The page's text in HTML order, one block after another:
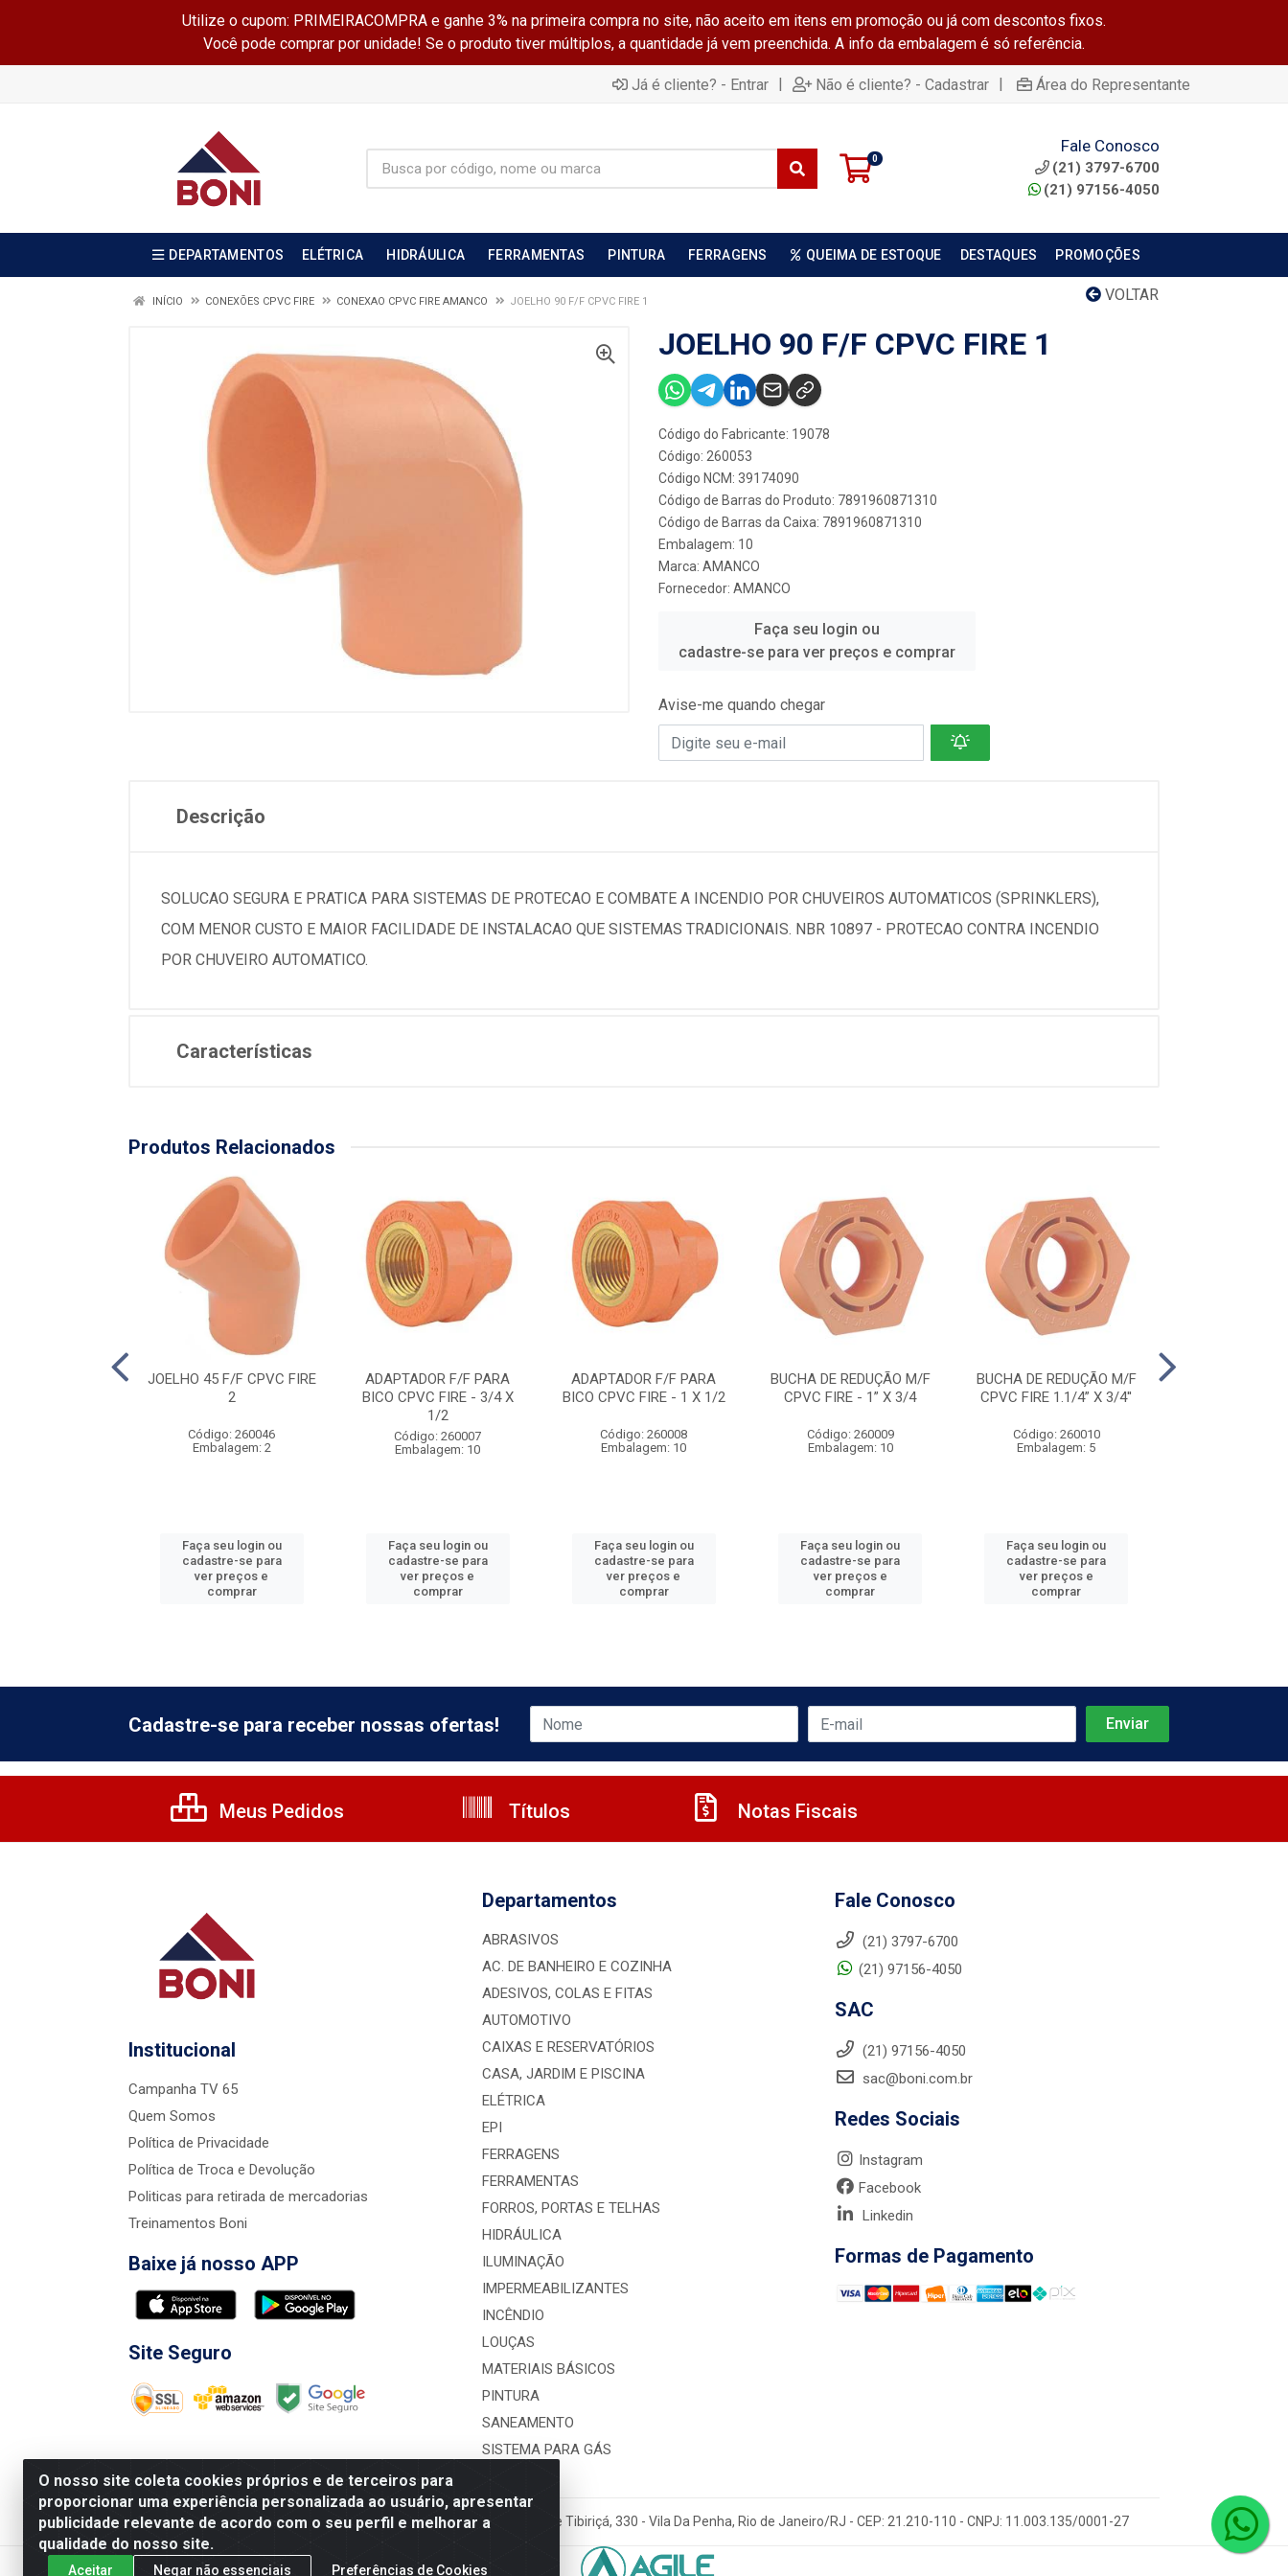
Utilize o cupom: PRIMEIRACOMPRA e ganhe 3% na primeira compra no site, não aceito em itens em promoção ou já com descontos fixos.
Você pode comprar por unidade! Se o produto tiver múltiplos, a quantidade já vem preenchida. A info da embalagem é só referência.
Já é cliente? - Entrar | Não é cliente? - Cadastrar | Área do Representante
0
Fale Conosco
(21) 3797-6700
(21) 97156-4050
DEPARTAMENTOS ELÉTRICA HIDRÁULICA FERRAMENTAS PINTURA FERRAGENS QUEIMA DE ESTOQUE DESTAQUES PROMOÇÕES
VOLTAR
INÍCIO CONEXÕES CPVC FIRE CONEXAO CPVC FIRE AMANCO JOELHO 90 F/F CPVC FIRE 1
JOELHO 90 F/F CPVC FIRE 1
Código do Fabricante: 19078
Código: 260053
Código NCM: 39174090
Código de Barras do Produto: 7891960871310
Código de Barras da Caixa: 7891960871310
Embalagem: 10
Marca: AMANCO
Fornecedor: AMANCO
Faça seu login ou
cadastre-se para ver preços e comprar
Avise-me quando chegar
Descrição
SOLUCAO SEGURA E PRATICA PARA SISTEMAS DE PROTECAO E COMBATE A INCENDIO POR CHUVEIROS AUTOMATICOS (SPRINKLERS),
COM MENOR CUSTO E MAIOR FACILIDADE DE INSTALACAO QUE SISTEMAS TRADICIONAIS. NBR 10897 - PROTECAO CONTRA INCENDIO
POR CHUVEIRO AUTOMATICO.
Características
Produtos Relacionados
JOELHO 45 F/F CPVC FIRE
2
Código: 260046
Embalagem: 2
Faça seu login ou
cadastre-se para
ver preços e
comprar
ADAPTADOR F/F PARA
BICO CPVC FIRE - 3/4 X
1/2
Código: 260007
Embalagem: 10
Faça seu login ou
cadastre-se para
ver preços e
comprar
ADAPTADOR F/F PARA
BICO CPVC FIRE - 1 X 1/2
Código: 260008
Embalagem: 10
Faça seu login ou
cadastre-se para
ver preços e
comprar
BUCHA DE REDUÇÃO M/F
CPVC FIRE - 1” X 3/4
Código: 260009
Embalagem: 10
Faça seu login ou
cadastre-se para
ver preços e
comprar
BUCHA DE REDUÇÃO M/F
CPVC FIRE 1.1/4” X 3/4''
Código: 260010
Embalagem: 5
Faça seu login ou
cadastre-se para
ver preços e
comprar
O nosso site coleta cookies próprios e de terceiros para
proporcionar uma experiência personalizada ao usuário, apresentar
publicidade relevante de acordo com o seu perfil e melhorar a
qualidade do nosso site.
Aceitar Negar não essenciais Preferências de Cookies
Cadastre-se para receber nossas ofertas!
Meus Pedidos Títulos Notas Fiscais
Institucional
Campanha TV 65
Quem Somos
Política de Privacidade
Política de Troca e Devolução
Politicas para retirada de mercadorias
Treinamentos Boni
Baixe já nosso APP
Site Seguro
Departamentos
ABRASIVOS
AC. DE BANHEIRO E COZINHA
ADESIVOS, COLAS E FITAS
AUTOMOTIVO
CAIXAS E RESERVATÓRIOS
CASA, JARDIM E PISCINA
ELÉTRICA
EPI
FERRAGENS
FERRAMENTAS
FORROS, PORTAS E TELHAS
HIDRÁULICA
ILUMINAÇÃO
IMPERMEABILIZANTES
INCÊNDIO
LOUÇAS
MATERIAIS BÁSICOS
PINTURA
SANEAMENTO
SISTEMA PARA GÁS
Fale Conosco
(21) 3797-6700
(21) 97156-4050
SAC
(21) 97156-4050
sac@boni.com.br
Redes Sociais
Instagram
Facebook
Linkedin
Formas de Pagamento
Nova Boni Distribuidora de Material de Construção LTDA - Rua Alice Tibiriçá, 330 - Vila Da Penha, Rio de Janeiro/RJ - CEP: 21.210-110 - CNPJ: 11.003.135/0001-27